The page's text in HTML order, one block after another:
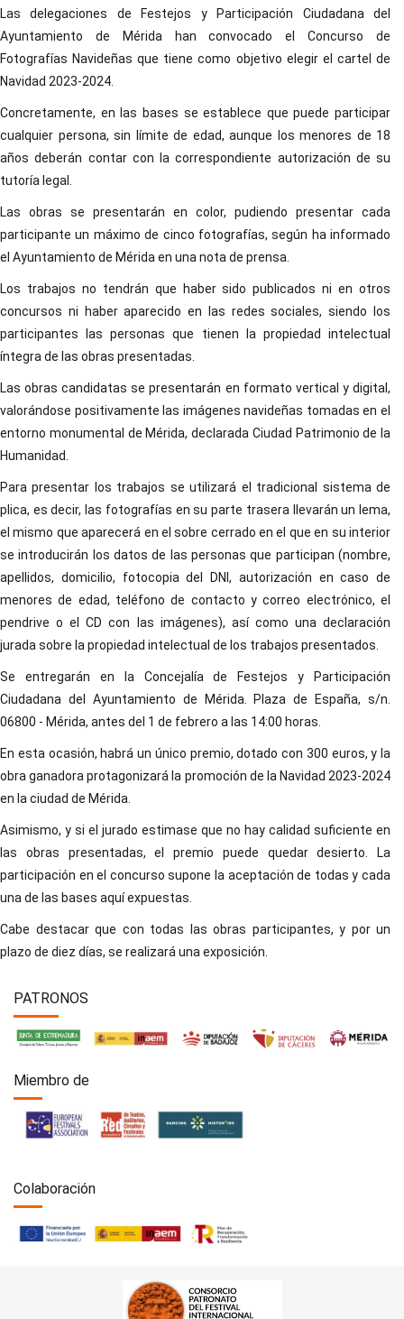
Las delegaciones de Festejos y Participación Ciudadana del
Ayuntamiento de Mérida han convocado el Concurso de
Fotografías Navideñas que tiene como objetivo elegir el cartel de
Navidad 2023-2024.
Concretamente, en las bases se establece que puede participar
cualquier persona, sin límite de edad, aunque los menores de 18
años deberán contar con la correspondiente autorización de su
tutoría legal.
Las obras se presentarán en color, pudiendo presentar cada
participante un máximo de cinco fotografías, según ha informado
el Ayuntamiento de Mérida en una nota de prensa.
Los trabajos no tendrán que haber sido publicados ni en otros
concursos ni haber aparecido en las redes sociales, siendo los
participantes las personas que tienen la propiedad intelectual
íntegra de las obras presentadas.
Las obras candidatas se presentarán en formato vertical y digital,
valorándose positivamente las imágenes navideñas tomadas en el
entorno monumental de Mérida, declarada Ciudad Patrimonio de la
Humanidad.
Para presentar los trabajos se utilizará el tradicional sistema de
plica, es decir, las fotografías en su parte trasera llevarán un lema,
el mismo que aparecerá en el sobre cerrado en el que en su interior
se introducirán los datos de las personas que participan (nombre,
apellidos, domicilio, fotocopia del DNI, autorización en caso de
menores de edad, teléfono de contacto y correo electrónico, el
pendrive o el CD con las imágenes), así como una declaración
jurada sobre la propiedad intelectual de los trabajos presentados.
Se entregarán en la Concejalía de Festejos y Participación
Ciudadana del Ayuntamiento de Mérida. Plaza de España, s/n.
06800 - Mérida, antes del 1 de febrero a las 14:00 horas.
En esta ocasión, habrá un único premio, dotado con 300 euros, y la
obra ganadora protagonizará la promoción de la Navidad 2023-2024
en la ciudad de Mérida.
Asimismo, y si el jurado estimase que no hay calidad suficiente en
las obras presentadas, el premio puede quedar desierto. La
participación en el concurso supone la aceptación de todas y cada
una de las bases aquí expuestas.
Cabe destacar que con todas las obras participantes, y por un
plazo de diez días, se realizará una exposición.
PATRONOS
Miembro de
Colaboración